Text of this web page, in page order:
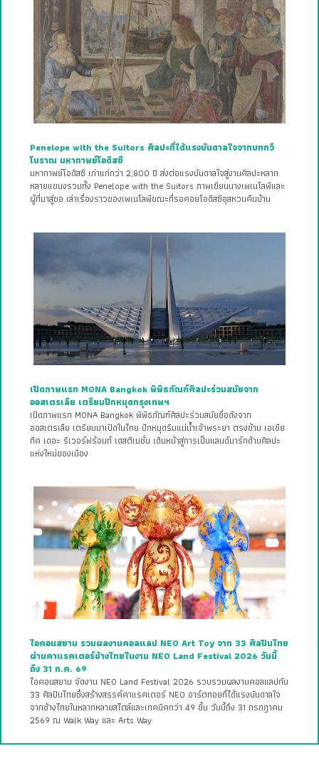
Penelope with the Suitors ศิลปะที่ได้แรงบันดาลใจจากบทกวี
โบราณ มหากาพย์โอดิสซี
มหากาพย์โอดิสซี เก่าแก่กว่า 2,800 ปี ส่งต่อแรงบันดาลใจสู่งานศิลปะหลาก
หลายแขนงรวมทั้ง Penelope with the Suitors ภาพเขียนนางเพเนโลพีและ
ผู้ที่มาสู่ขอ เล่าเรื่องราวของเพเนโลพีขณะที่รอคอยโอดิสซีอุสหวนคืนบ้าน
เปิดภาพแรก MONA Bangkok พิพิธภัณฑ์ศิลปะร่วมสมัยจาก
ออสเตรเลีย เตรียมปักหมุดกรุงเทพฯ
เปิดภาพแรก MONA Bangkok พิพิธภัณฑ์ศิลปะร่วมสมัยชื่อดังจาก
ออสเตรเลีย เตรียมมาเปิดในไทย ปักหมุดริมแม่น้ำเจ้าพระยา ตรงข้าม เอเชีย
ทีค เดอะ ริเวอร์ฟร้อนท์ เดสติเนชั่น เดินหน้าสู่การเป็นแลนด์มาร์กด้านศิลปะ
แห่งใหม่ของเมือง
ไอคอนสยาม รวมผลงานคอลแลป NEO Art Toy จาก 33 ศิลปินไทย
ผ่านคาแรคเตอร์ช้างไทยในงาน NEO Land Festival 2026 วันนี้
ถึง 31 ก.ค. 69
ไอคอนสยาม จัดงาน NEO Land Festival 2026 รวบรวมผลงานคอลแลปกับ
33 ศิลปินไทยซึ่งสร้างสรรค์คาแรคเตอร์ NEO อาร์ตทอยที่ได้แรงบันดาลใจ
จากช้างไทยในหลากหลายสไตล์และเทคนิคกว่า 49 ชิ้น วันนี้ถึง 31 กรกฎาคม
2569 ณ Walk Way และ Arts Way